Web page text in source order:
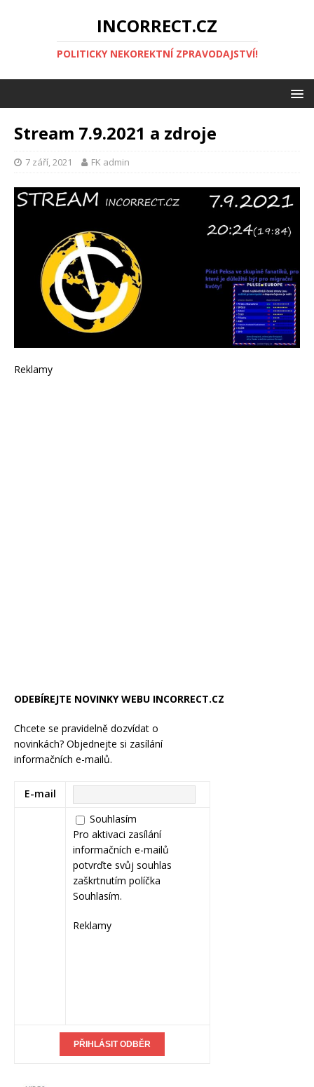
INCORRECT.CZ
POLITICKY NEKOREKTNÍ ZPRAVODAJSTVÍ!
Stream 7.9.2021 a zdroje
7 září, 2021 FK admin
Reklamy
ODEBÍREJTE NOVINKY WEBU INCORRECT.CZ
Chcete se pravidelně dozvídat o
novinkách? Objednejte si zasílání
informačních e-mailů.
E-mail
Souhlasím
Pro aktivaci zasílání
informačních e-mailů
potvrďte svůj souhlas
zaškrtnutím políčka
Souhlasím.
Reklamy